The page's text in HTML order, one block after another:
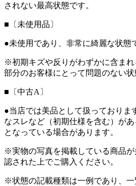
されない最高状態です。
■〔未使用品〕
●未使用であり、非常に綺麗な状態
※初期キズや反りがわずかに含ま
部分のお客様にとって問題のない状
■〔中古A〕
●当店では美品として扱っておりま
なスレなど（初期仕様を含む）が
となっている場合があります。
※実物の写真を掲載している商品
認された上でご購入ください。
※状態の記載種類は一例であり、